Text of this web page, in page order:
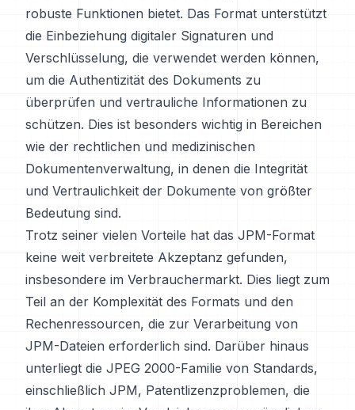
robuste Funktionen bietet. Das Format unterstützt
die Einbeziehung digitaler Signaturen und
Verschlüsselung, die verwendet werden können,
um die Authentizität des Dokuments zu
überprüfen und vertrauliche Informationen zu
schützen. Dies ist besonders wichtig in Bereichen
wie der rechtlichen und medizinischen
Dokumentenverwaltung, in denen die Integrität
und Vertraulichkeit der Dokumente von größter
Bedeutung sind.
Trotz seiner vielen Vorteile hat das JPM-Format
keine weit verbreitete Akzeptanz gefunden,
insbesondere im Verbrauchermarkt. Dies liegt zum
Teil an der Komplexität des Formats und den
Rechenressourcen, die zur Verarbeitung von
JPM-Dateien erforderlich sind. Darüber hinaus
unterliegt die JPEG 2000-Familie von Standards,
einschließlich JPM, Patentlizenzproblemen, die